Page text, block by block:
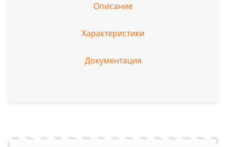
Описание
Характеристики
Документация